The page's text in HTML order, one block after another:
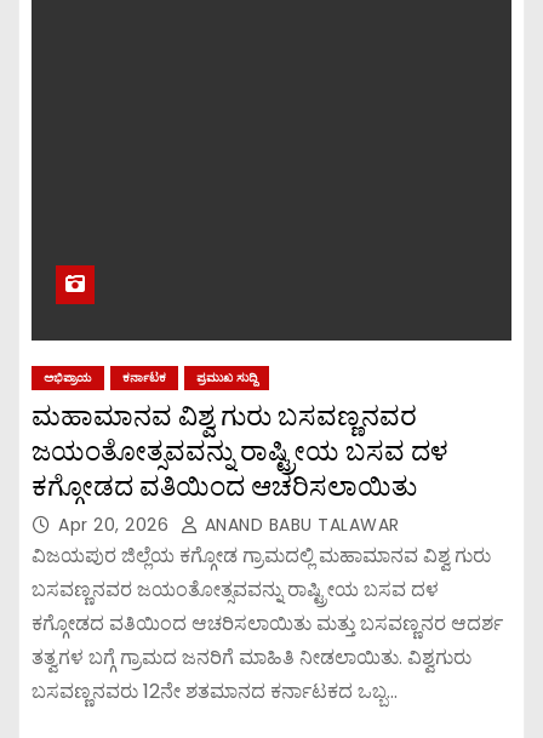
ಅಭಿಪ್ರಾಯ ಕರ್ನಾಟಕ ಪ್ರಮುಖ ಸುದ್ದಿ
ಮಹಾಮಾನವ ವಿಶ್ವ ಗುರು ಬಸವಣ್ಣನವರ
ಜಯಂತೋತ್ಸವವನ್ನು ರಾಷ್ಟ್ರೀಯ ಬಸವ ದಳ
ಕಗ್ಗೋಡದ ವತಿಯಿಂದ ಆಚರಿಸಲಾಯಿತು
Apr 20, 2026 ANAND BABU TALAWAR
ವಿಜಯಪುರ ಜಿಲ್ಲೆಯ ಕಗ್ಗೋಡ ಗ್ರಾಮದಲ್ಲಿ ಮಹಾಮಾನವ ವಿಶ್ವ ಗುರು
ಬಸವಣ್ಣನವರ ಜಯಂತೋತ್ಸವವನ್ನು ರಾಷ್ಟ್ರೀಯ ಬಸವ ದಳ
ಕಗ್ಗೋಡದ ವತಿಯಿಂದ ಆಚರಿಸಲಾಯಿತು ಮತ್ತು ಬಸವಣ್ಣನರ ಆದರ್ಶ
ತತ್ವಗಳ ಬಗ್ಗೆ ಗ್ರಾಮದ ಜನರಿಗೆ ಮಾಹಿತಿ ನೀಡಲಾಯಿತು. ವಿಶ್ವಗುರು
ಬಸವಣ್ಣನವರು 12ನೇ ಶತಮಾನದ ಕರ್ನಾಟಕದ ಒಬ್ಬ…